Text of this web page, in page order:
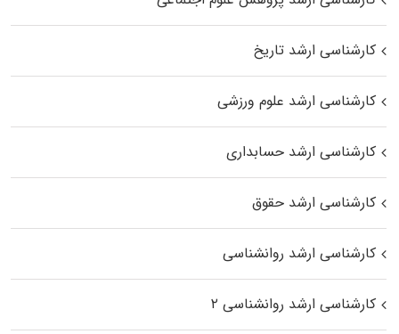
کارشناسی ارشد تاریخ
کارشناسی ارشد علوم ورزشی
کارشناسی ارشد حسابداری
کارشناسی ارشد حقوق
کارشناسی ارشد روانشناسی
کارشناسی ارشد روانشناسی ۲